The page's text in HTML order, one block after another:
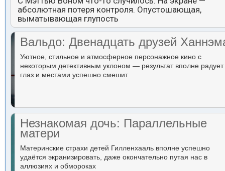
абсолютная потеря контроля. Опустошающая,
выматывающая глупость
Вальдо: Двенадцать друзей
Уютное, стильное и атмосферное персонажное кино с
некоторым детективным уклоном — результат вполне радует
глаз и местами успешно смешит
Незнакомая дочь: Параллельные
матери
Материнские страхи детей Гилленхааль вполне успешно
удаётся экранизировать, даже окончательно путая нас в
аллюзиях и обмороках